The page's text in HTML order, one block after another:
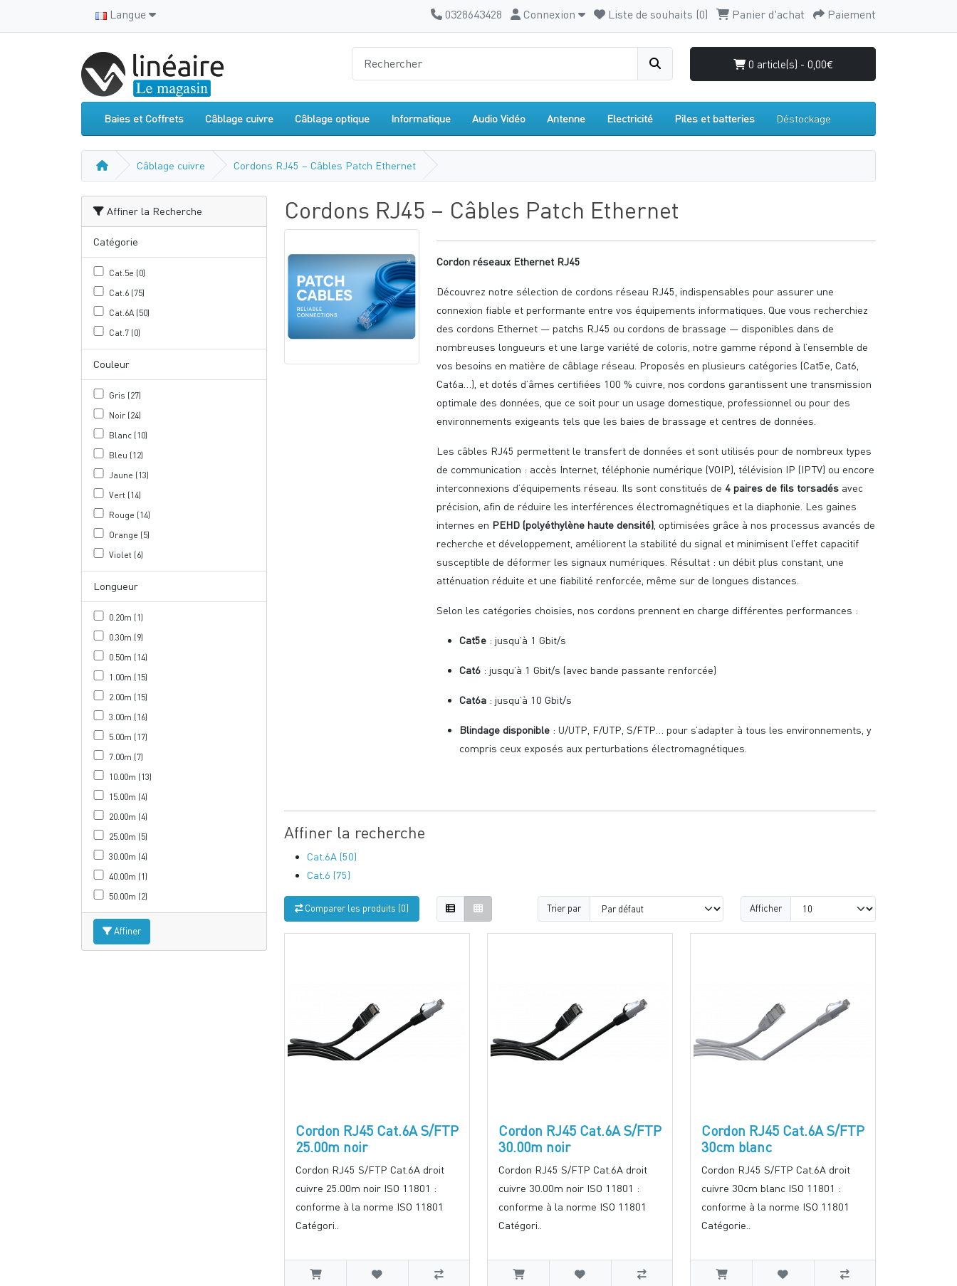
Langue 0328643428 Connexion Liste de souhaits (0) Panier d'achat Paiement
0 article(s) - 0,00€
Baies et Coffrets Câblage cuivre Câblage optique Informatique Audio Vidéo Antenne Electricité Piles et batteries Déstockage
Câblage cuivre Cordons RJ45 – Câbles Patch Ethernet
Affiner la Recherche
Catégorie
Cat.5e (0)
Cat.6 (75)
Cat.6A (50)
Cat.7 (0)
Couleur
Gris (27)
Noir (24)
Blanc (10)
Bleu (12)
Jaune (13)
Vert (14)
Rouge (14)
Orange (5)
Violet (6)
Longueur
0.20m (1)
0.30m (9)
0.50m (14)
1.00m (15)
2.00m (15)
3.00m (16)
5.00m (17)
7.00m (7)
10.00m (13)
15.00m (4)
20.00m (4)
25.00m (5)
30.00m (4)
40.00m (1)
50.00m (2)
Affiner
Cordons RJ45 – Câbles Patch Ethernet
Cordon réseaux Ethernet RJ45
Découvrez notre sélection de cordons réseau RJ45, indispensables pour assurer une
connexion fiable et performante entre vos équipements informatiques. Que vous recherchiez
des cordons Ethernet — patchs RJ45 ou cordons de brassage — disponibles dans de
nombreuses longueurs et une large variété de coloris, notre gamme répond à l’ensemble de
vos besoins en matière de câblage réseau. Proposés en plusieurs catégories (Cat5e, Cat6,
Cat6a…), et dotés d’âmes certifiées 100 % cuivre, nos cordons garantissent une transmission
optimale des données, que ce soit pour un usage domestique, professionnel ou pour des
environnements exigeants tels que les baies de brassage et centres de données.
Les câbles RJ45 permettent le transfert de données et sont utilisés pour de nombreux types
de communication : accès Internet, téléphonie numérique (VOIP), télévision IP (IPTV) ou encore
interconnexions d’équipements réseau. Ils sont constitués de 4 paires de fils torsadésavec
précision, afin de réduire les interférences électromagnétiques et la diaphonie. Les gaines
internes en PEHD (polyéthylène haute densité), optimisées grâce à nos processus avancés de
recherche et développement, améliorent la stabilité du signal et minimisent l’effet capacitif
susceptible de déformer les signaux numériques. Résultat : un débit plus constant, une
atténuation réduite et une fiabilité renforcée, même sur de longues distances.
Selon les catégories choisies, nos cordons prennent en charge différentes performances :
Cat5e: jusqu’à 1 Gbit/s
Cat6: jusqu’à 1 Gbit/s (avec bande passante renforcée)
Cat6a: jusqu’à 10 Gbit/s
Blindage disponible: U/UTP, F/UTP, S/FTP… pour s’adapter à tous les environnements, y
compris ceux exposés aux perturbations électromagnétiques.
Affiner la recherche
Cat.6A (50)
Cat.6 (75)
Comparer les produits (0) Trier par Afficher
Cordon RJ45 Cat.6A S/FTP
25.00m noir
Cordon RJ45 S/FTP Cat.6A droit
cuivre 25.00m noir ISO 11801 :
conforme à la norme ISO 11801
Catégori..
Cordon RJ45 Cat.6A S/FTP
30.00m noir
Cordon RJ45 S/FTP Cat.6A droit
cuivre 30.00m noir ISO 11801 :
conforme à la norme ISO 11801
Catégori..
Cordon RJ45 Cat.6A S/FTP
30cm blanc
Cordon RJ45 S/FTP Cat.6A droit
cuivre 30cm blanc ISO 11801 :
conforme à la norme ISO 11801
Catégorie..